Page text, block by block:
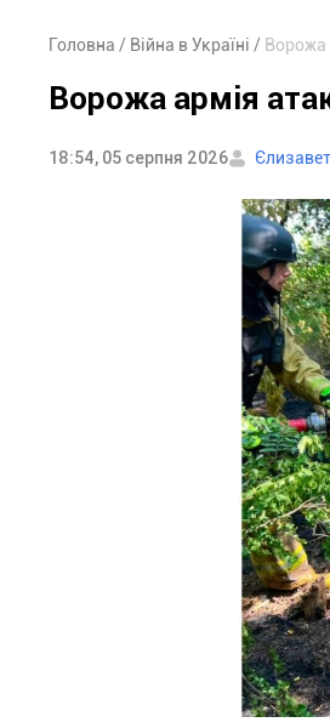
Головна Війна в Україні Ворожа
Ворожа армія
18:54, 05 серпня 2026